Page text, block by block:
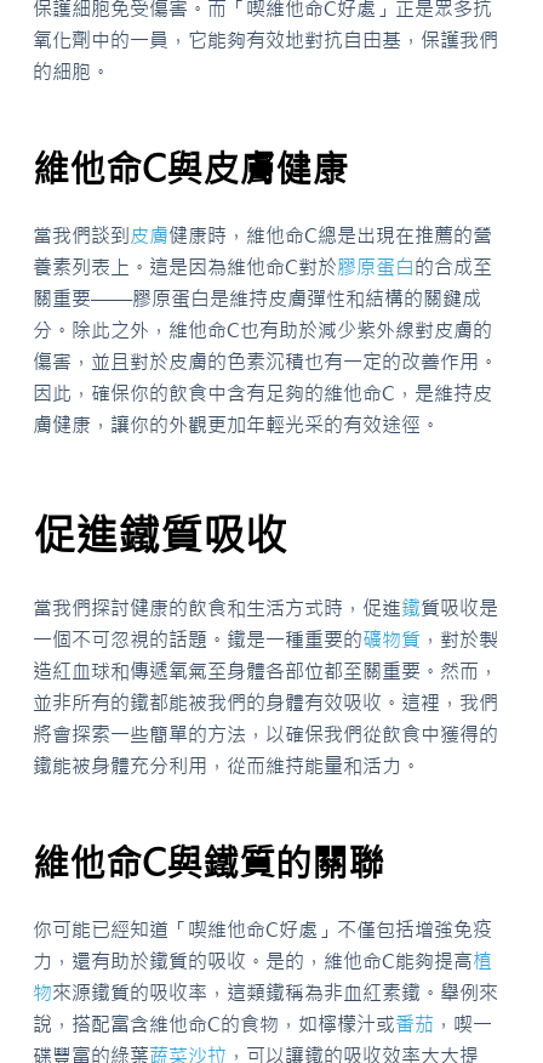
保護細胞免受傷害。而「喫維他命C好處」正是眾多抗
氧化劑中的一員，它能夠有效地對抗自由基，保護我們
的細胞。
維他命C與皮膚健康
當我們談到皮膚健康時，維他命C總是出現在推薦的營
養素列表上。這是因為維他命C對於膠原蛋白的合成至
關重要——膠原蛋白是維持皮膚彈性和結構的關鍵成
分。除此之外，維他命C也有助於減少紫外線對皮膚的
傷害，並且對於皮膚的色素沉積也有一定的改善作用。
因此，確保你的飲食中含有足夠的維他命C，是維持皮
膚健康，讓你的外觀更加年輕光采的有效途徑。
促進鐵質吸收
當我們探討健康的飲食和生活方式時，促進鐵質吸收是
一個不可忽視的話題。鐵是一種重要的礦物質 ，對於製
造紅血球和傳遞氧氣至身體各部位都至關重要。然而，
並非所有的鐵都能被我們的身體有效吸收。這裡，我們
將會探索一些簡單的方法，以確保我們從飲食中獲得的
鐵能被身體充分利用，從而維持能量和活力。
維他命C與鐵質的關聯
你可能已經知道「喫維他命C好處」不僅包括增強免疫
力，還有助於鐵質的吸收。是的，維他命C能夠提高植
物來源鐵質的吸收率，這類鐵稱為非血紅素鐵。舉例來
說，搭配富含維他命C的食物，如檸檬汁或番茄 ，喫一
碟豐富的綠葉蔬菜沙拉 ，可以讓鐵的吸收效率大大提